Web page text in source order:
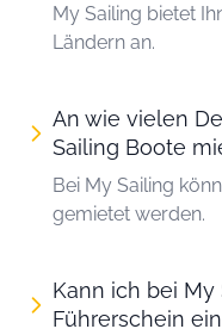
My Sailing bietet
Ländern an.
An wie vielen
Sailing Boote
Bei My Sailing
gemietet werden.
Kann ich bei
Führerschein